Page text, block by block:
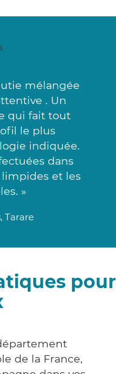
mélangée
. Un
qui fait tout
le plus
indiquée.
dans
et les
»
Tarare
pour
de la France,